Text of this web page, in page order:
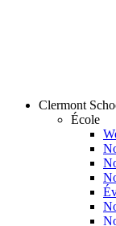
Clermont
École